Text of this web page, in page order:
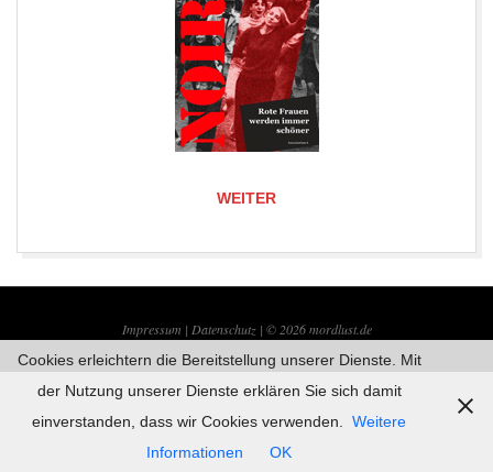
WEITER
Impressum | Datenschutz | © 2026mordlust.de
Cookies erleichtern die Bereitstellung unserer Dienste. Mit
der Nutzung unserer Dienste erklären Sie sich damit
einverstanden, dass wir Cookies verwenden.
Weitere
Informationen
OK